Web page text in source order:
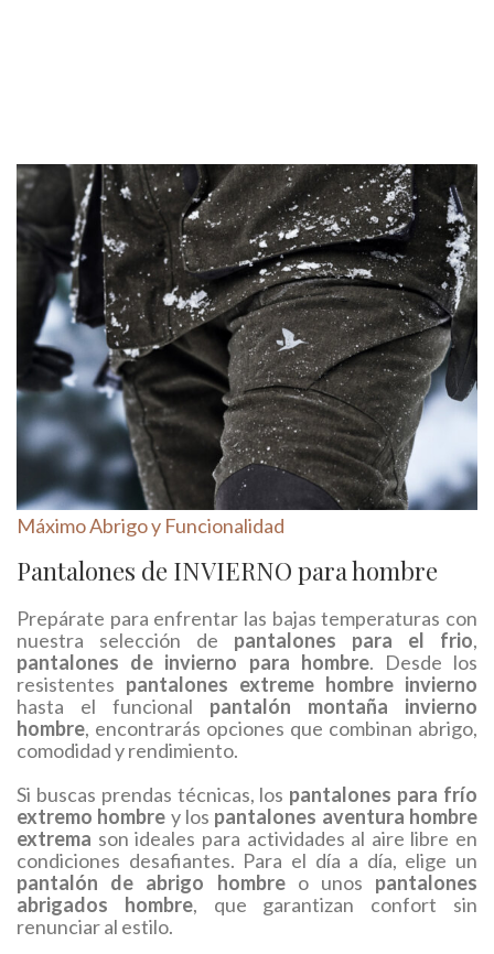
Máximo Abrigo y Funcionalidad
Pantalones de INVIERNO para hombre
Prepárate para enfrentar las bajas temperaturas con
nuestra selección de pantalones para el frio,
pantalones de invierno para hombre. Desde los
resistentes pantalones extreme hombre invierno
hasta el funcional pantalón montaña invierno
hombre, encontrarás opciones que combinan abrigo,
comodidad y rendimiento.
Si buscas prendas técnicas, los pantalones para frío
extremo hombre y los pantalones aventura hombre
extrema son ideales para actividades al aire libre en
condiciones desafiantes. Para el día a día, elige un
pantalón de abrigo hombreo unos pantalones
abrigados hombre, que garantizan confort sin
renunciar al estilo.